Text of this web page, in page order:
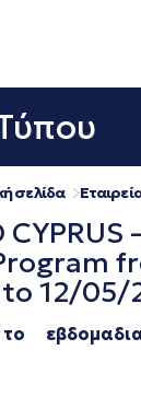
σελίδα
12/05/